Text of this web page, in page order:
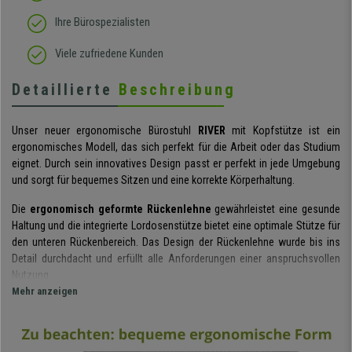
Ihre Bürospezialisten
Viele zufriedene Kunden
Detaillierte Beschreibung
Unser neuer ergonomische Bürostuhl RIVER mit Kopfstütze ist ein
ergonomisches Modell, das sich perfekt für die Arbeit oder das Studium
eignet. Durch sein innovatives Design passt er perfekt in jede Umgebung
und sorgt für bequemes Sitzen und eine korrekte Körperhaltung.
Die ergonomisch geformte Rückenlehne gewährleistet eine gesunde
Haltung und die integrierte Lordosenstütze bietet eine optimale Stütze für
den unteren Rückenbereich. Das Design der Rückenlehne wurde bis ins
Detail durchdacht und erfüllt alle Anforderungen einer anspruchsvollen
Nutzung.
erhöht. Diedicke und bequeme Polsterung des Sitzes mit
Mehr anzeigen